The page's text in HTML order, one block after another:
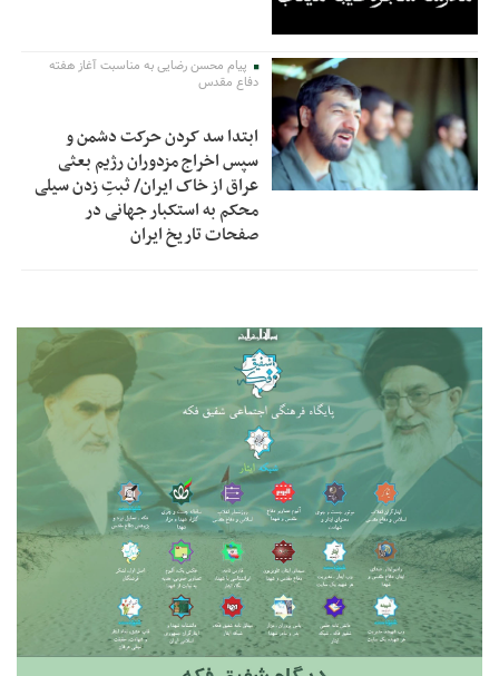
پیام محسن رضایی به مناسبت آغاز هفته
دفاع مقدس
ابتدا سد کردن حرکت دشمن و
سپس اخراج مزدوران رژیم بعثی
عراق از خاک ایران/ ثبتِ زدن سیلی
محکم به استکبار جهانی در
صفحات تاریخ ایران